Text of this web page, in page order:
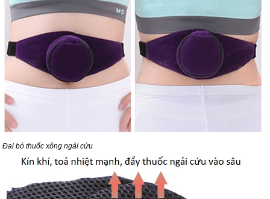
Đai bó thuốc xông ngải cứu